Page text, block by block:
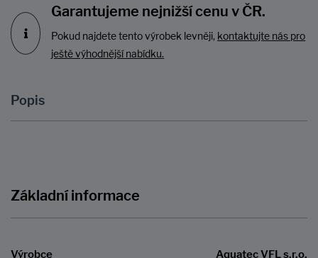
Garantujeme nejnižší cenu v ČR.
Pokud najdete tento výrobek levněji, kontaktujte nás pro
ještě výhodnější nabídku.
Popis
Základní informace
Výrobce
Aquatec VFL s.r.o.